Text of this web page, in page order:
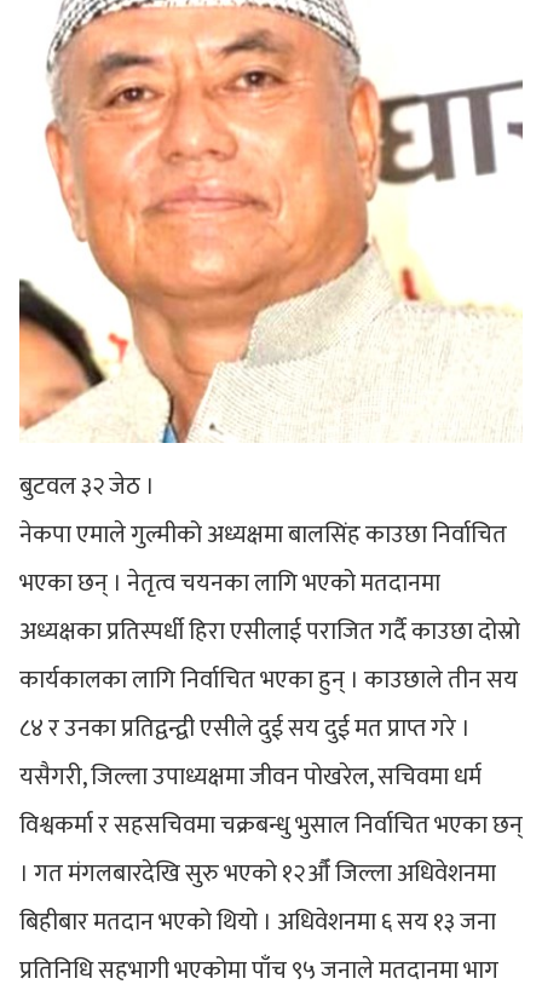
बुटवल ३२ जेठ ।
नेकपा एमाले गुल्मीको अध्यक्षमा बालसिंह काउछा निर्वाचित
भएका छन् । नेतृत्व चयनका लागि भएको मतदानमा
अध्यक्षका प्रतिस्पर्धी हिरा एसीलाई पराजित गर्दै काउछा दोस्रो
कार्यकालका लागि निर्वाचित भएका हुन् । काउछाले तीन सय
८४ र उनका प्रतिद्वन्द्वी एसीले दुई सय दुई मत प्राप्त गरे ।
यसैगरी, जिल्ला उपाध्यक्षमा जीवन पोखरेल, सचिवमा धर्म
विश्वकर्मा र सहसचिवमा चक्रबन्धु भुसाल निर्वाचित भएका छन्
। गत मंगलबारदेखि सुरु भएको १२औँ जिल्ला अधिवेशनमा
बिहीबार मतदान भएको थियो । अधिवेशनमा ६ सय १३ जना
प्रतिनिधि सहभागी भएकोमा पाँच ९५ जनाले मतदानमा भाग